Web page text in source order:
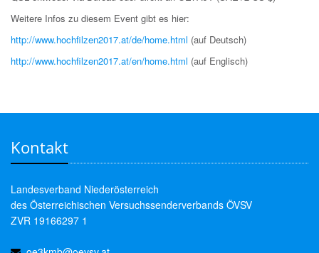
Weitere Infos zu diesem Event gibt es hier:
http://www.hochfilzen2017.at/de/home.html (auf Deutsch)
http://www.hochfilzen2017.at/en/home.html (auf Englisch)
Kontakt
Landesverband Niederösterreich
des Österreichischen Versuchssenderverbands ÖVSV
ZVR 19166297 1